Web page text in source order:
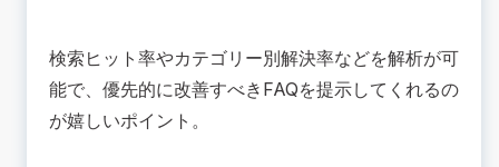
検索ヒット率やカテゴリー別解決率などを解析が可
能で、優先的に改善すべきFAQを提示してくれるの
が嬉しいポイント。